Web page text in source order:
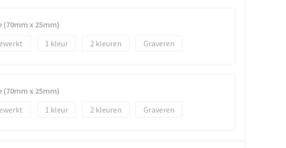
(70mm x 25mm)
1 2 Graveren
(70mm x 25mm)
1 2 Graveren